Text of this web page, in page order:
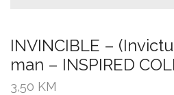
INVINCIBLE –
man – INSPIRED
3,50 KM